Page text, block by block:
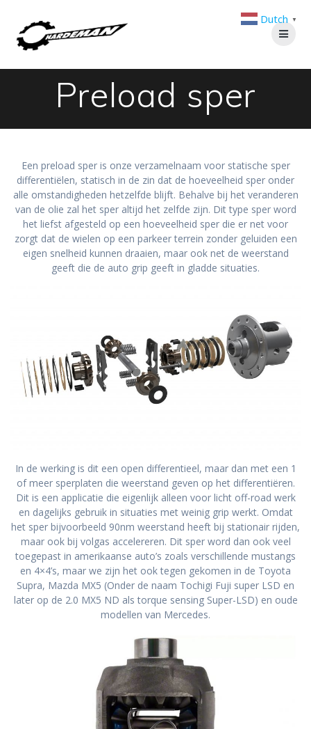
Preload sper
Een preload sper is onze verzamelnaam voor statische sper
differentiëlen, statisch in de zin dat de hoeveelheid sper onder
alle omstandigheden hetzelfde blijft. Behalve bij het veranderen
van de olie zal het sper altijd het zelfde zijn. Dit type sper word
het liefst afgesteld op een hoeveelheid sper die er net voor
zorgt dat de wielen op een parkeer terrein zonder geluiden een
eigen snelheid kunnen draaien, maar ook net de weerstand
geeft die de auto grip geeft in gladde situaties.
In de werking is dit een open differentieel, maar dan met een 1
of meer sperplaten die weerstand geven op het differentiëren.
Dit is een applicatie die eigenlijk alleen voor licht off-road werk
en dagelijks gebruik in situaties met weinig grip werkt. Omdat
het sper bijvoorbeeld 90nm weerstand heeft bij stationair rijden,
maar ook bij volgas accelereren. Dit sper word dan ook veel
toegepast in amerikaanse auto’s zoals verschillende mustangs
en 4×4’s, maar we zijn het ook tegen gekomen in de Toyota
Supra, Mazda MX5 (Onder de naam Tochigi Fuji super LSD en
later op de 2.0 MX5 ND als torque sensing Super-LSD) en oude
modellen van Mercedes.
Dutch ▼